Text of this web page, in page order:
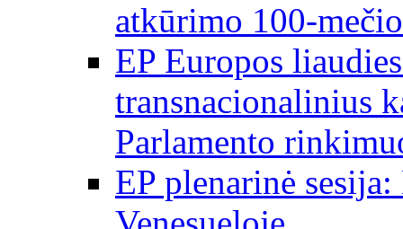
atkūrimo 100-
EP Europos
transnacionalinius
Parlamento
EP plenarinė